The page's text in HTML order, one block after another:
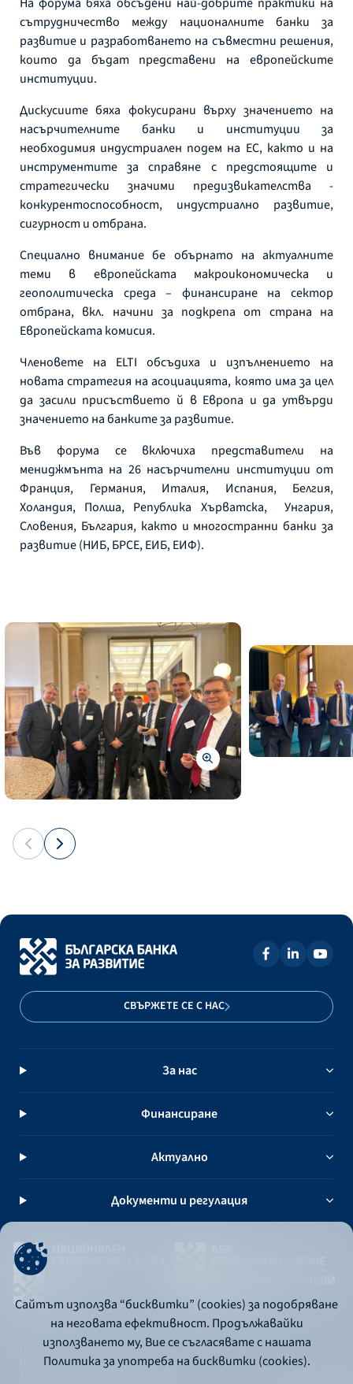
сътрудничество между националните банки за
развитие и разработването на съвместни решения,
които да бъдат представени на европейските
институции.
Дискусиите бяха фокусирани върху значението на
насърчителните банки и институции за
необходимия индустриален подем на ЕС, както и на
инструментите за справяне с предстоящите и
стратегически значими предизвикателства -
конкурентоспособност, индустриално развитие,
сигурност и отбрана.
Специално внимание бе обърнато на актуалните
теми в европейската макроикономическа и
геополитическа среда – финансиране на сектор
отбрана, вкл. начини за подкрепа от страна на
Европейската комисия.
Членовете на ELTI обсъдиха и изпълнението на
новата стратегия на асоциацията, която има за цел
да засили присъствието й в Европа и да утвърди
значението на банките за развитие.
Във форума се включиха представители на
мениджмънта на 26 насърчителни институции от
Франция, Германия, Италия, Испания, Белгия,
Холандия, Полша, Република Хърватска, Унгария,
Словения, България, както и многостранни банки за
развитие (НИБ, БРСЕ, ЕИБ, ЕИФ).
СВЪРЖЕТЕ СЕ С НАС
За нас
Финансиране
Актуално
Документи и регулация
Политика за употреба на бисквитки
Политика за поверителност
Сайтът използва “бисквитки” (cookies) за подобряване
на неговата ефективност. Продължавайки
използването му, Вие се съгласявате с нашата
Политика за употреба на бисквитки (cookies).